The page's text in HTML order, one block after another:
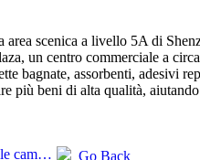
scenica a livello 5A di
un centro commerciale a
bagnate, assorbenti, adesivi
più beni di alta qualità,
Prev:Nanchang annuncia le tariffe delle camere 'May Day' di 69 hotel turistici Go Back